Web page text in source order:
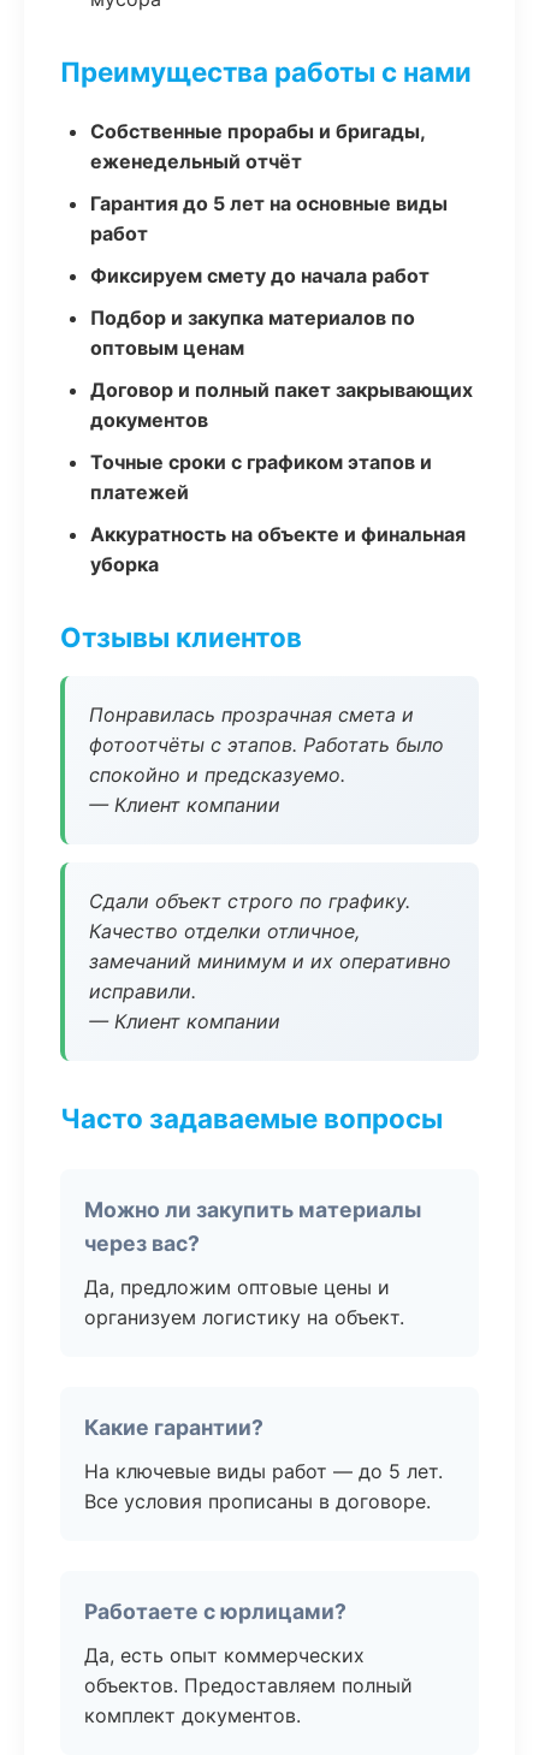
Преимущества работы с нами
Собственные прорабы и бригады,
еженедельный отчёт
Гарантия до 5 лет на основные виды
работ
Фиксируем смету до начала работ
Подбор и закупка материалов по
оптовым ценам
Договор и полный пакет закрывающих
документов
Точные сроки с графиком этапов и
платежей
Аккуратность на объекте и финальная
уборка
Отзывы клиентов
Понравилась прозрачная смета и
фотоотчёты с этапов. Работать было
спокойно и предсказуемо.
— Клиент компании
Сдали объект строго по графику.
Качество отделки отличное,
замечаний минимум и их оперативно
исправили.
— Клиент компании
Часто задаваемые вопросы
Можно ли закупить материалы
через вас?
Да, предложим оптовые цены и
организуем логистику на объект.
Какие гарантии?
На ключевые виды работ — до 5 лет.
Все условия прописаны в договоре.
Работаете с юрлицами?
Да, есть опыт коммерческих
объектов. Предоставляем полный
комплект документов.